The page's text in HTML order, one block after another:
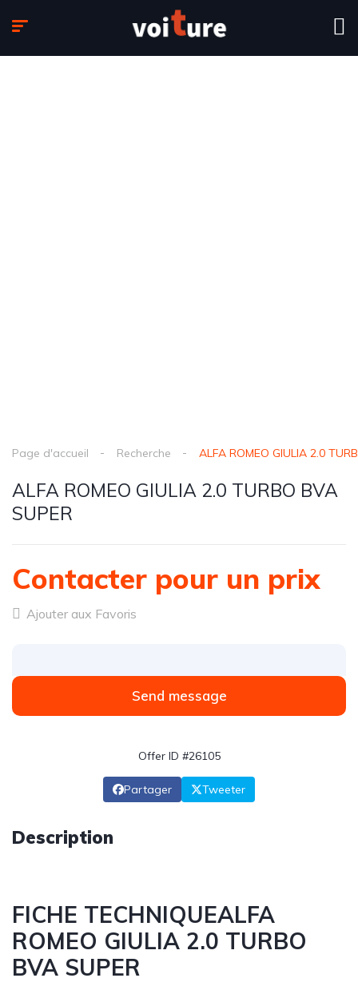
Page d'accueil Recherche ALFA ROMEO GIULIA 2.0
ALFA ROMEO GIULIA 2.0 TURBO BVA
SUPER
Contacter pour un prix
Ajouter aux Favoris
Send message
Offer ID #26105
Partager Tweeter
Description
FICHE TECHNIQUEALFA
ROMEO GIULIA 2.0 TURBO
BVA SUPER